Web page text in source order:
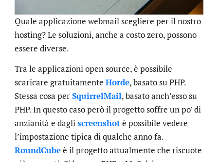
Quale applicazione webmail scegliere per il nostro
hosting? Le soluzioni, anche a costo zero, possono
essere diverse.
Tra le applicazioni open source, è possibile
scaricare gratuitamente Horde, basato su PHP.
Stessa cosa perSquirrelMail, basato anch’esso su
PHP. In questo caso però il progetto soffre un po’ di
anzianità e dagliscreenshotè possibile vedere
l’impostazione tipica di qualche anno fa.
RoundCubeè il progetto attualmente che riscuote